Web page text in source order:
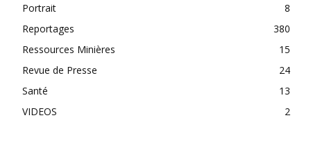
Portrait
8
Reportages
380
Ressources Minières
15
Revue de Presse
24
Santé
13
VIDEOS
2